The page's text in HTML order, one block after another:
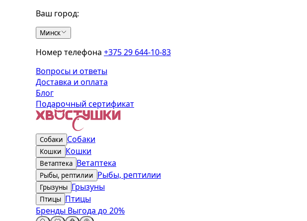
Ваш город:
Минск
Номер телефона +375 29 644-10-83
Вопросы и ответы
Доставка и оплата
Блог
Подарочный сертификат
Собаки Собаки
Кошки Кошки
Ветаптека Ветаптека
Рыбы, рептилии Рыбы, рептилии
Грызуны Грызуны
Птицы Птицы
Бренды Выгода до 20%